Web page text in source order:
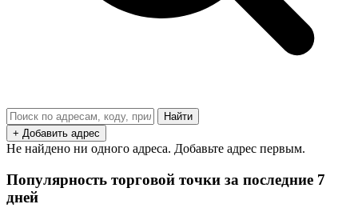
Найти
+ Добавить адрес
Не найдено ни одного адреса. Добавьте адрес первым.
Популярность торговой точки за последние 7
дней